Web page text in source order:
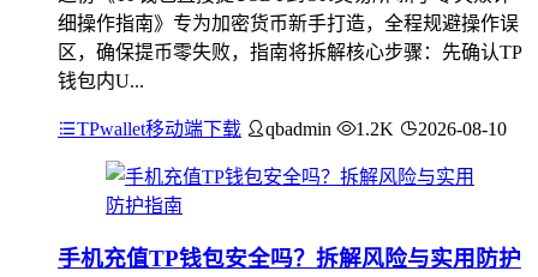
细操作指南》专为加密货币新手打造，全程规避操作误
区，确保提币零失败，指南将拆解核心步骤：先确认TP
钱包内U...
TPwallet移动端下载 qbadmin 1.2K 2026-08-10
手机充值TP钱包安全吗？拆解风险与实用防护